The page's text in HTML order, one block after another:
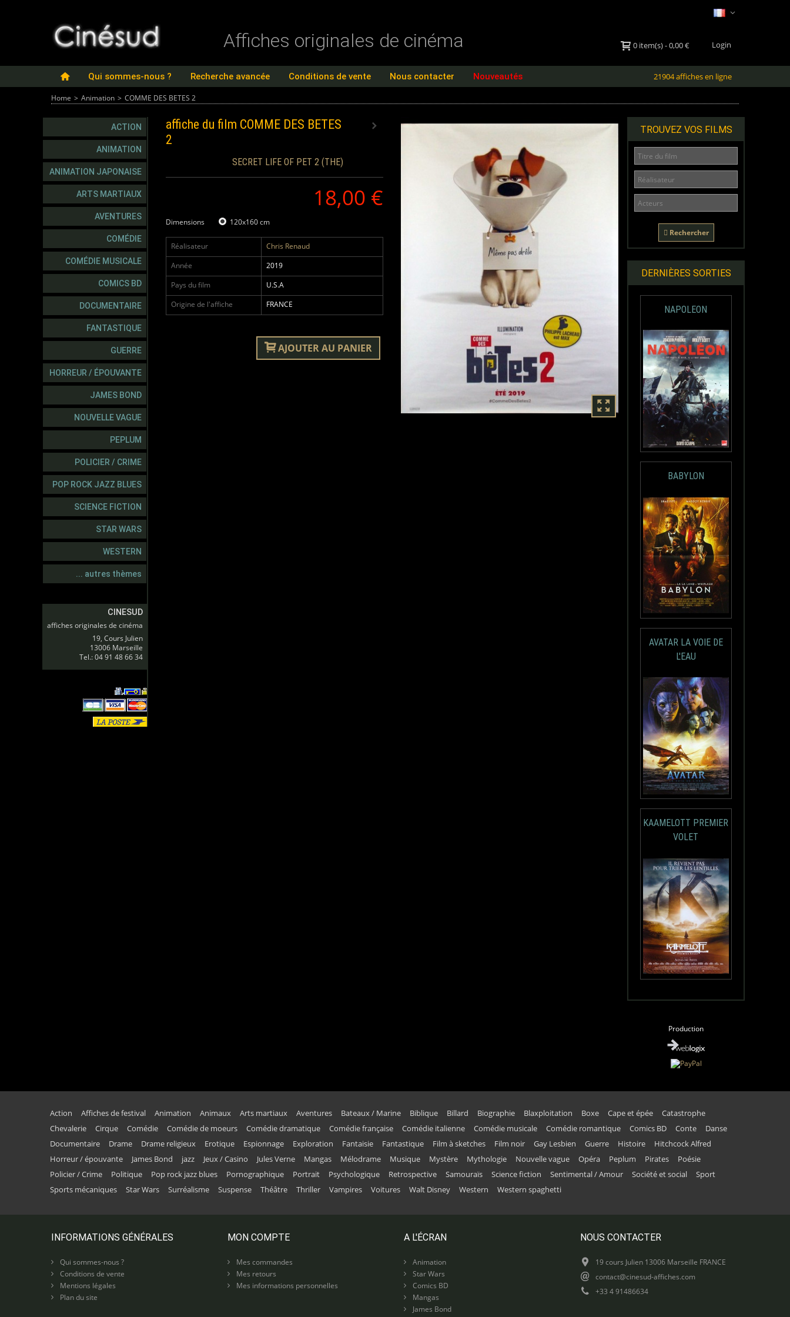
Login
0 item(s)-0,00 €
Affiches originales de cinéma
21904 affiches en ligne
Qui sommes-nous ? Recherche avancée Conditions de vente Nous contacter Nouveautés
Home > Animation > COMME DES BETES 2
ACTION
ANIMATION
ANIMATION JAPONAISE
ARTS MARTIAUX
AVENTURES
COMÉDIE
COMÉDIE MUSICALE
COMICS BD
DOCUMENTAIRE
FANTASTIQUE
GUERRE
HORREUR / ÉPOUVANTE
JAMES BOND
NOUVELLE VAGUE
PEPLUM
POLICIER / CRIME
POP ROCK JAZZ BLUES
SCIENCE FICTION
STAR WARS
WESTERN
... autres thèmes
CINESUD
affiches originales de cinéma
19, Cours Julien
13006 Marseille
Tel.: 04 91 48 66 34
affiche du film COMME DES BETES
2
SECRET LIFE OF PET 2 (THE)
18,00 €
Dimensions 120x160 cm
Réalisateur
Chris Renaud
Année
2019
Pays du film
U.S.A
Origine de l'affiche
FRANCE
AJOUTER AU PANIER
TROUVEZ VOS FILMS
Rechercher
DERNIÈRES SORTIES
NAPOLEON
BABYLON
AVATAR LA VOIE DE
L'EAU
KAAMELOTT PREMIER
VOLET
Production
Action Affiches de festival Animation Animaux Arts martiaux Aventures Bateaux / Marine Biblique Billard Biographie Blaxploitation Boxe Cape et épée
Catastrophe
Chevalerie
Cirque Comédie Comédie de moeurs Comédie dramatique Comédie française Comédie italienne Comédie musicale Comédie romantique Comics BD Conte
Danse
Documentaire
Drame Drame religieux Erotique Espionnage Exploration Fantaisie Fantastique Film à sketches Film noir Gay Lesbien Guerre Histoire
Hitchcock Alfred
Horreur / épouvante
James Bond jazz Jeux / Casino Jules Verne Mangas Mélodrame Musique Mystère Mythologie Nouvelle vague Opéra Peplum Pirates
Poésie
Policier / Crime
Politique Pop rock jazz blues Pornographique Portrait Psychologique Retrospective Samouraïs Science fiction Sentimental / Amour Société et social
Sport
Sports mécaniques
Star Wars Surréalisme Suspense Théâtre Thriller Vampires Voitures Walt Disney Western Western spaghetti
INFORMATIONS GÉNÉRALES
Qui sommes-nous ?
Conditions de vente
Mentions légales
Plan du site
MON COMPTE
Mes commandes
Mes retours
Mes informations personnelles
A L'ÉCRAN
Animation
Star Wars
Comics BD
Mangas
James Bond
NOUS CONTACTER
19 cours Julien 13006 Marseille FRANCE
contact@cinesud-affiches.com
+33 4 91486634